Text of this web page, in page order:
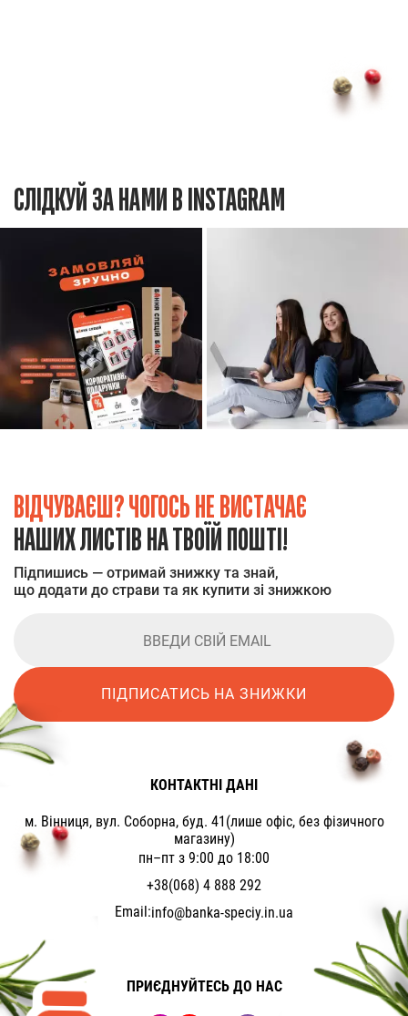
СЛІДКУЙ ЗА НАМИ В INSTAGRAM
ВІДЧУВАЄШ? ЧОГОСЬ НЕ ВИСТАЧАЄ
НАШИХ ЛИСТІВ НА ТВОЇЙ ПОШТІ!
Підпишись — отримай знижку та знай,
що додати до страви та як купити зі знижкою
ПІДПИСАТИСЬ НА ЗНИЖКИ
КОНТАКТНІ ДАНІ
м. Вінниця, вул. Соборна, буд. 41(лише офіс, без фізичного
магазину)
пн–пт з 9:00 до 18:00
+38(068) 4 888 292
Email:info@banka-speciy.in.ua
ПРИЄДНУЙТЕСЬ ДО НАС